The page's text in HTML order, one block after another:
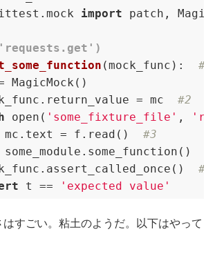
import patch,
(mock_func) :
#1
MagicMock()
= mc
#2
open( 'some_fixture_file' , 'r'
mc.text = f.read()
#3
some_module.some_function()
#4
t == 'expected value'
はすごい。粘土のようだ。以下はやって